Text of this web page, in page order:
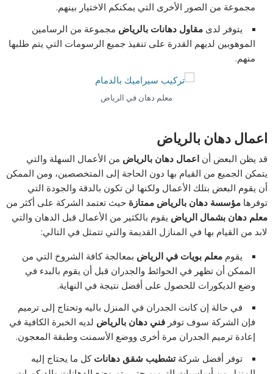
مجموعة من الصور الأخرى التي يمكنكم الاختيار بينهم.
يتوفر لدىمقاول دهانات بالرياض مجموعة من الرسامين
الموهوبين لديهم القدرة على تنفيذ جميع الرسومات التي يتم طلبها
منهم.
معلم دهان في الرياض
اعمال دهان بالرياض
قد يظن البعض أناعمال دهان بالرياض من الأعمال السهلة والتي
يتمكن الجميع من القيام بها دون الحاجة إلى المتخصصين، ومن الممكن
أن يقوم البعض بتلك الأعمال ولكنها لن تكون بالدقة والجودة التي
توفرهامؤسسة دهان بالرياض ممتازة حيث تعتمد الشركة على أكثر من
معلم دهان بشمال الرياض يقوم بالكثير من الأعمال قبل الدهان والتي
لابد من القيام بها في المنازل القديمة والتي تتمثل في التالي:
يقوممعلم بويات في الرياض بمعالجة كافة الشروخ التي من
الممكن أن تظهر في الحوائط والجدران قبل أن يقوم بالبدء في
وضع الديكورات للحصول على أفضل نتيجة في النهاية.
في حالة إن كانت الجدران في المنزل باليه وتحتاج إلى ترميم
فإن الشركة سوف توفرفني دهان بالرياض لديه الخبرة الكافية في
إعادة ترميم الجدران مرة أخرى ووضع الأسمنت وطبقة المعجون.
توفر أفضل شركةتشطيب شقق دهاناتكل ما يحتاج إليه